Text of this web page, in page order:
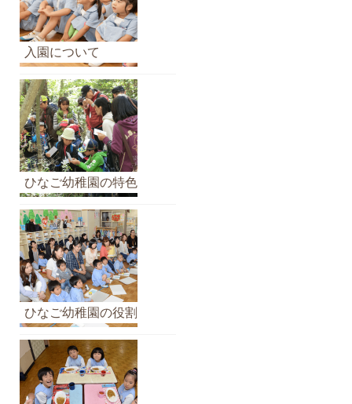
ア
ー
カ
イ
ブ
入園について
ひなご幼稚園の特色
ひなご幼稚園の役割